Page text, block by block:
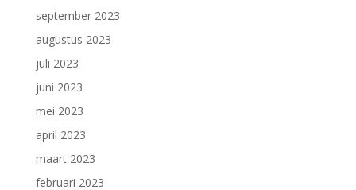
september 2023
augustus 2023
juli 2023
juni 2023
mei 2023
april 2023
maart 2023
februari 2023